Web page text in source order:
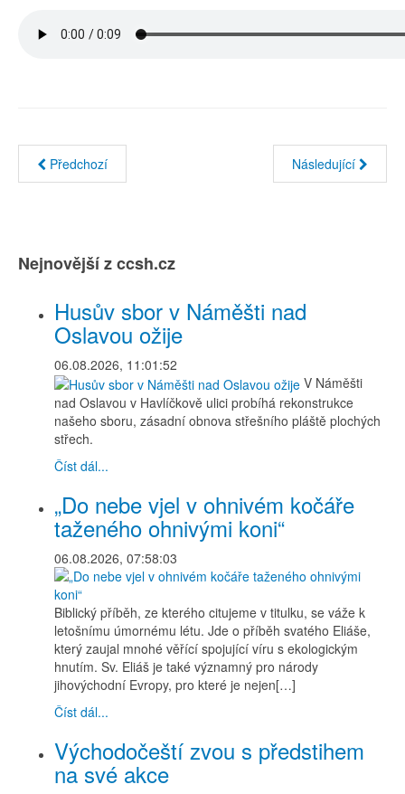
Předchozí Následující
Nejnovější z ccsh.cz
Husův sbor v Náměšti nad
Oslavou ožije
06.08.2026, 11:01:52
V Náměšti
nad Oslavou v Havlíčkově ulici probíhá rekonstrukce
našeho sboru, zásadní obnova střešního pláště plochých
střech.
Číst dál...
„Do nebe vjel v ohnivém kočáře
taženého ohnivými koni“
06.08.2026, 07:58:03
Biblický příběh, ze kterého citujeme v titulku, se váže k
letošnímu úmornému létu. Jde o příběh svatého Eliáše,
který zaujal mnohé věřící spojující víru s ekologickým
hnutím. Sv. Eliáš je také významný pro národy
jihovýchodní Evropy, pro které je nejen[…]
Číst dál...
Východočeští zvou s předstihem
na své akce